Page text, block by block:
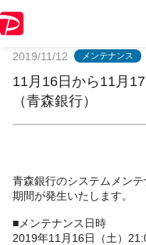
2019/11/12 メンテナンス
11月16日から11月
（青森銀行）
青森銀行のシステムメン
期間が発生いたします。
■メンテナンス日時
2019年11月16日（土）